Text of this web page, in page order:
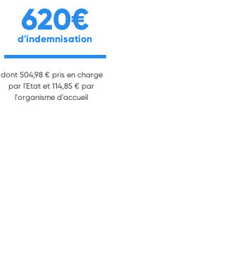
620€
d'indemnisation
dont 504,98 € pris en charge
par l'Etat et 114,85 € par
l'organisme d'accueil